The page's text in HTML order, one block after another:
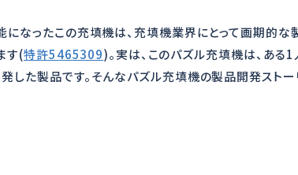
になったこの充填機は、充填機業界にとって画期的な
す(特許5465309)。実は、このパズル充填機は、ある1
した製品です。そんなパズル充填機の製品開発ストー